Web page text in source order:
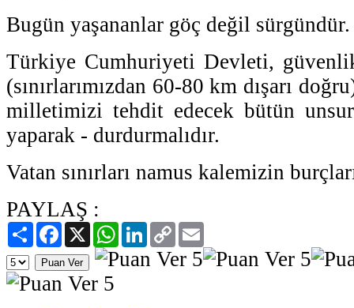
Bugün yaşananlar göç değil sürgündür.
Türkiye Cumhuriyeti Devleti,
(sınırlarımızdan 60-80 km dışarı
milletimizi tehdit edecek bütün
yaparak - durdurmalıdır.
Vatan sınırları namus kalemizin
PAYLAŞ :
PaylaşFacebook
X WhatsAppLinkedIn
Copy
Link